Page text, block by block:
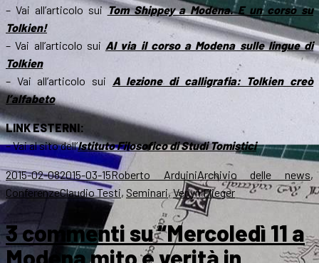
– Vai all’articolo suiTom Shippey a Modena. E un corso su
Tolkien!
– Vai all’articolo sui Al via il corso a Modena sulle lingue di
Tolkien
– Vai all’articolo sui A lezione di calligrafia: Tolkien creò
l’alfabeto
LINK ESTERNI:
– Vai al sito dell’Istituto Filosofico di Studi Tomistici
Scritto
il
2015-02-082015-03-15Autore
Roberto ArduiniCategorie
Archivio delle news,
ConferenzeTag
Claudio Testi, Seminari,Verlyn Flieger
3 commenti su “Mercoledì 11 a
Modena mito e verità in